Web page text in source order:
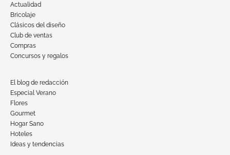
Actualidad
Bricolaje
Clásicos del diseño
Club de ventas
Compras
Concursos y regalos
El blog de redacción
Especial Verano
Flores
Gourmet
Hogar Sano
Hoteles
Ideas y tendencias